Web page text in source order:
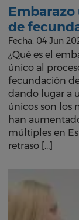
Embarazo
de
Fecha: 04 Jun
¿Qué es el
único al
fecundación
dando lugar a
únicos son los
han
múltiples en
retraso […]